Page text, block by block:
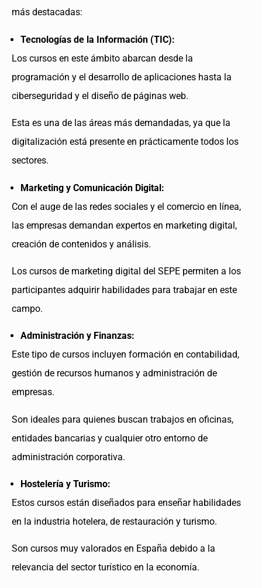
más destacadas:
Tecnologías de la Información (TIC):
Los cursos en este ámbito abarcan desde la
programación y el desarrollo de aplicaciones hasta la
ciberseguridad y el diseño de páginas web.
Esta es una de las áreas más demandadas, ya que la
digitalización está presente en prácticamente todos los
sectores.
Marketing y Comunicación Digital:
Con el auge de las redes sociales y el comercio en línea,
las empresas demandan expertos en marketing digital,
creación de contenidos y análisis.
Los cursos de marketing digital del SEPE permiten a los
participantes adquirir habilidades para trabajar en este
campo.
Administración y Finanzas:
Este tipo de cursos incluyen formación en contabilidad,
gestión de recursos humanos y administración de
empresas.
Son ideales para quienes buscan trabajos en oficinas,
entidades bancarias y cualquier otro entorno de
administración corporativa.
Hostelería y Turismo:
Estos cursos están diseñados para enseñar habilidades
en la industria hotelera, de restauración y turismo.
Son cursos muy valorados en España debido a la
relevancia del sector turístico en la economía.